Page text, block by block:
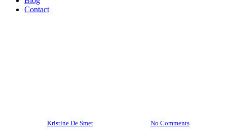
Contact
Kristine De Smet No Comments